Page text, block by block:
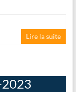
Lire la suite
2023